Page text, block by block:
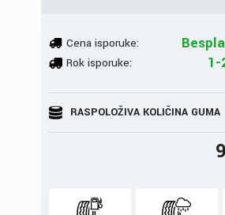
Cena isporuke:
Rok isporuke: 1-
RASPOLOŽIVA KOLIČINA GUMA